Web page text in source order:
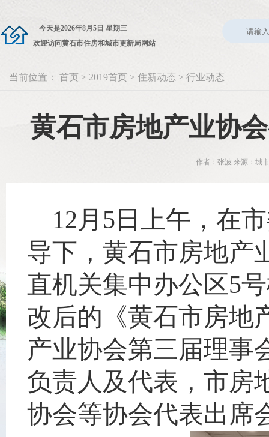
今天是2026年8月5日 星期三
欢迎访问黄石市住房和城市更新局网站
当前位置： 首页 > 2019首页 > 住新动态 > 行业动态
黄石市房地产业协
作者：张波 来源：
12月5日上午，在
导下，黄石市房地产
直机关集中办公区5
改后的《黄石市房地
产业协会第三届理事
负责人及代表，市房
协会等协会代表出席